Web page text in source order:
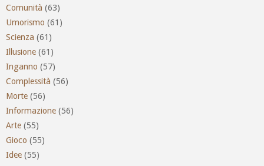
Comunità (63)
Umorismo (61)
Scienza (61)
Illusione (61)
Inganno (57)
Complessità (56)
Morte (56)
Informazione (56)
Arte (55)
Gioco (55)
Idee (55)